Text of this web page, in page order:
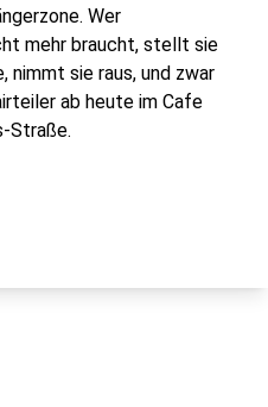
Wer
mehr braucht, stellt sie
nimmt sie raus, und zwar
ab heute im Cafe
Straße.